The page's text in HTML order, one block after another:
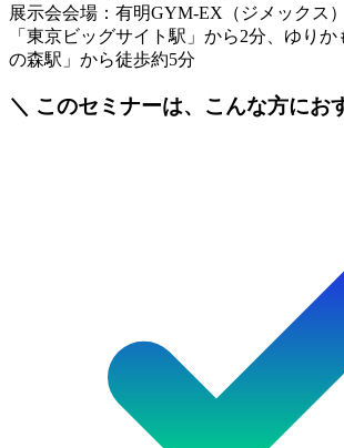
展示会会場：有明GYM-EX（ジメックス
「東京ビッグサイト駅」から2分、ゆり
の森駅」から徒歩約5分
＼ このセミナーは、こんな方にお